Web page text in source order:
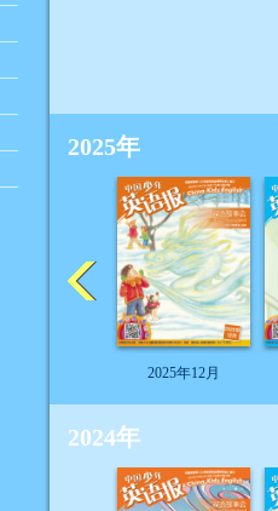
2025年
2025年12月
2024年